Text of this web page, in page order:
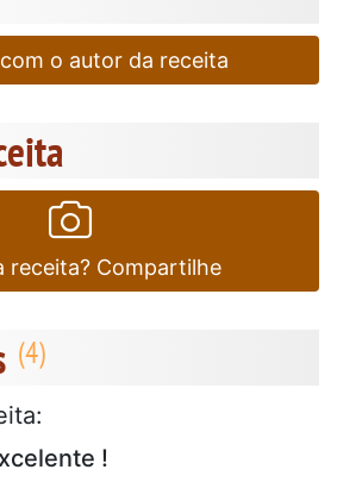
o autor da receita
receita? Compartilhe
!